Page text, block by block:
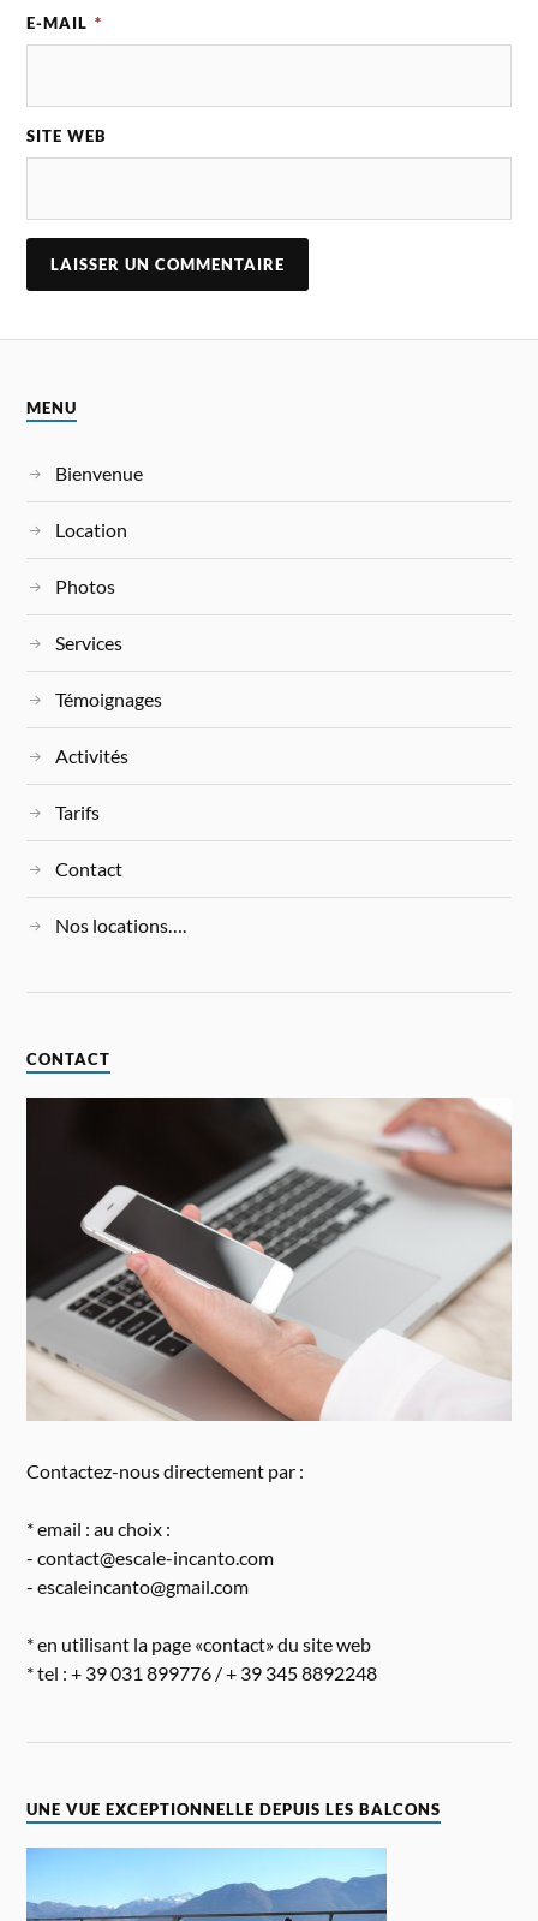
E-MAIL *
SITE WEB
MENU
Bienvenue
Location
Photos
Services
Témoignages
Activités
Tarifs
Contact
Nos locations….
CONTACT
Contactez-nous directement par :
* email : au choix :
- contact@escale-incanto.com
- escaleincanto@gmail.com
* en utilisant la page «contact» du site web
* tel : + 39 031 899776 / + 39 345 8892248
UNE VUE EXCEPTIONNELLE DEPUIS LES BALCONS